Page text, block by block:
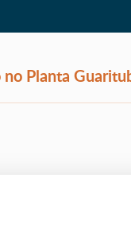
Planta